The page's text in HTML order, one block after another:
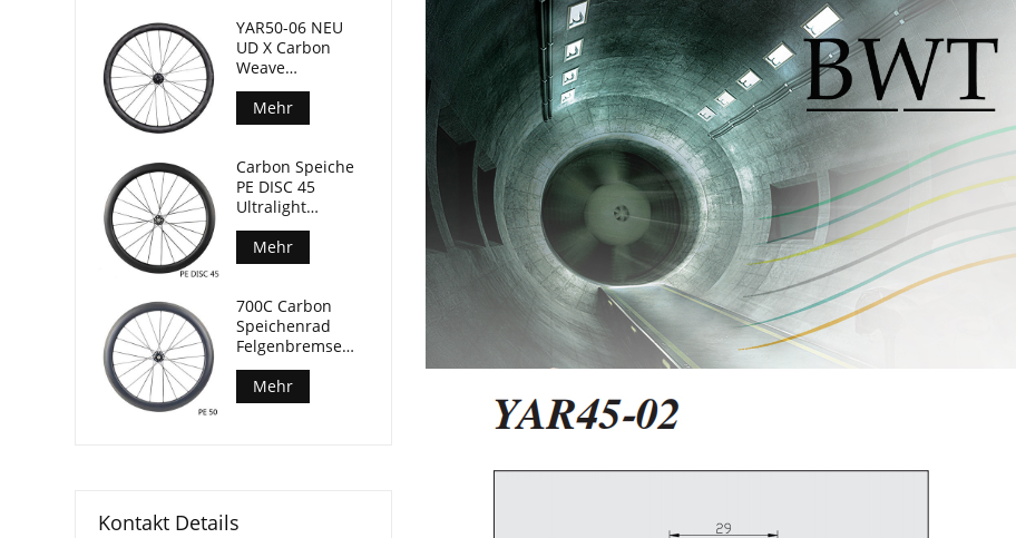
YAR50-06 NEU
UD X Carbon
Weave
Felgenbremse
Fahrrad
Laufradsatz
29mm Breite
Mehr
Carbon Speiche
PE DISC 45
Ultralight
Laufradsatz
Keramiklager nur
1280g
Mehr
700C Carbon
Speichenrad
Felgenbremse
Keramiklager
Rennrad
Laufradsatz
Mehr
Kontakt Details